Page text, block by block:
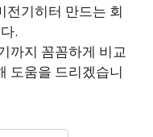
전기히터 만드는 회
.
까지 꼼꼼하게 비교
도움을 드리겠습니